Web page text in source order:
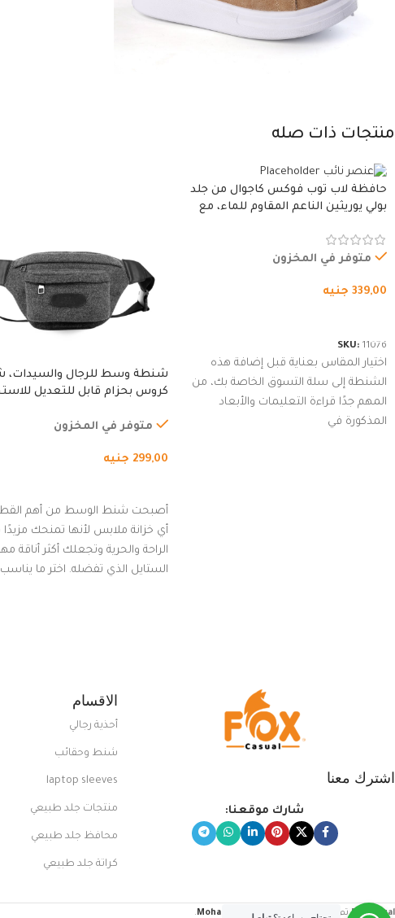
منتجات ذات صله
حافظة لاب توب فوكس كاجوال من جلد
بولي يوريثين الناعم المقاوم للماء، مع
متوفر في المخزون
339,00 جنيه
SKU: 11076
اختيار المقاس بعناية قبل إضافة هذه
الشنطة إلى سلة التسوق الخاصة بك، من
المهم جدًا قراءة التعليمات والأبعاد
المذكورة في
شنطة وسط للرجال والسيدات،
كروس بحزام قابل للتعديل
المشي لمسافات طويلة، وركوب
متوفر في المخزون
299,00 جنيه
أصبحت شنط الوسط من أهم
أي خزانة ملابس لأنها تمنحك
الراحة والحرية وتجعلك أكثر أناقة
الستايل الذي تفضله. اختر ما
اشترك معنا
شارك موقعنا:
الاقسام
أحذية رجالي
شنط وحقائب
laptop sleeves
منتجات جلد طبيعي
محافظ جلد طبيعي
كراتة جلد طبيعي
FoxCasualتم إنشاؤه بواسطة Mohamed Sayed
.